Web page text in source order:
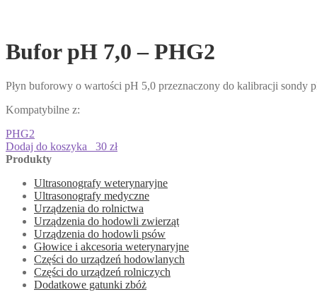
Bufor pH 7,0 – PHG2
Płyn buforowy o wartości pH 5,0 przeznaczony do kalibracji sondy
Kompatybilne z:
PHG2
Dodaj do koszyka
30 zł
Produkty
Ultrasonografy weterynaryjne
Ultrasonografy medyczne
Urządzenia do rolnictwa
Urządzenia do hodowli zwierząt
Urządzenia do hodowli psów
Głowice i akcesoria weterynaryjne
Części do urządzeń hodowlanych
Części do urządzeń rolniczych
Dodatkowe gatunki zbóż